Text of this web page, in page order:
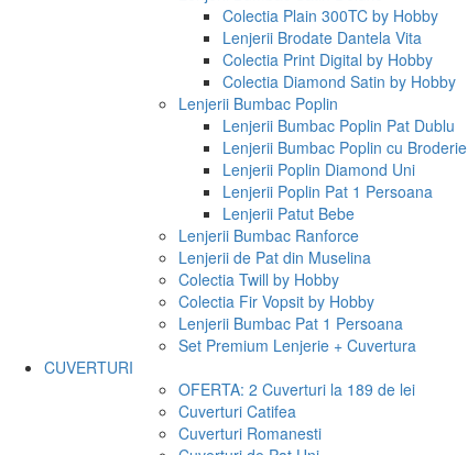
Colectia Plain 300TC by Hobby
Lenjerii Brodate Dantela Vita
Colectia Print Digital by Hobby
Colectia Diamond Satin by Hobby
Lenjerii Bumbac Poplin
Lenjerii Bumbac Poplin Pat Dublu
Lenjerii Bumbac Poplin cu Broderie
Lenjerii Poplin Diamond Uni
Lenjerii Poplin Pat 1 Persoana
Lenjerii Patut Bebe
Lenjerii Bumbac Ranforce
Lenjerii de Pat din Muselina
Colectia Twill by Hobby
Colectia Fir Vopsit by Hobby
Lenjerii Bumbac Pat 1 Persoana
Set Premium Lenjerie + Cuvertura
CUVERTURI
OFERTA: 2 Cuverturi la 189 de lei
Cuverturi Catifea
Cuverturi Romanesti